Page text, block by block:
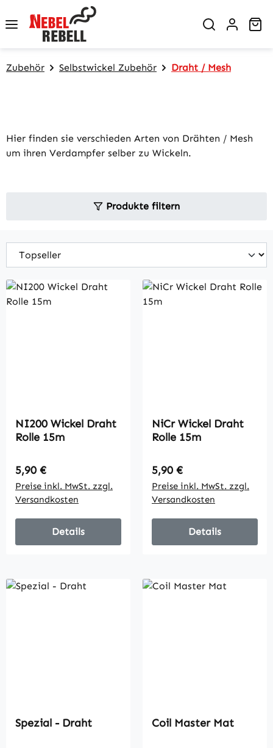
Zum Hauptinhalt springen
Zubehör Selbstwickel Zubehör Draht / Mesh
Hier finden sie verschieden Arten von Drähten / Mesh
um ihren Verdampfer selber zu Wickeln.
Produkte filtern
NI200 Wickel Draht
Rolle 15m
Regulärer Preis:
5,90 €
Preise inkl. MwSt. zzgl.
Versandkosten
Details
NiCr Wickel Draht
Rolle 15m
Regulärer Preis:
5,90 €
Preise inkl. MwSt. zzgl.
Versandkosten
Details
Spezial - Draht Coil Master Mat